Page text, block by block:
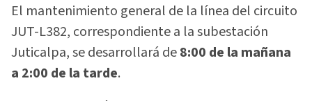
El mantenimiento general de la línea del circuito
JUT-L382, correspondiente a la subestación
Juticalpa, se desarrollará de8:00 de la mañana
a 2:00 de la tarde.